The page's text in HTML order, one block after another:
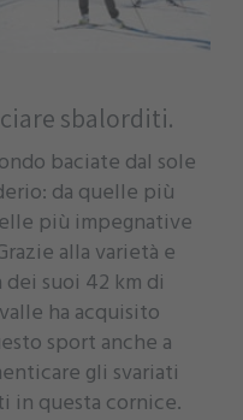
sbalorditi.
baciate dal sole
da quelle più
più impegnative
alla varietà e
suoi 42 km di
ha acquisito
sport anche a
gli svariati
in questa cornice.